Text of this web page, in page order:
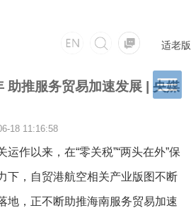
适老版
助推服务贸易加速发展 | 央媒
18 11:16:58
作以来，在“零关税”“两头在外”保
下，自贸港航空相关产业版图不断
地，正不断助推海南服务贸易加速